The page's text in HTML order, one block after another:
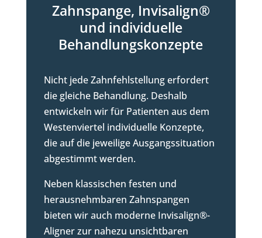
Zahnspange, Invisalign®
und individuelle
Behandlungskonzepte
Nicht jede Zahnfehlstellung erfordert
die gleiche Behandlung. Deshalb
entwickeln wir für Patienten aus dem
Westenviertel individuelle Konzepte,
die auf die jeweilige Ausgangssituation
abgestimmt werden.
Neben klassischen festen und
herausnehmbaren Zahnspangen
bieten wir auch moderne Invisalign®-
Aligner zur nahezu unsichtbaren